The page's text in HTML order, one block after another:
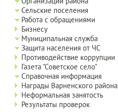
Сельские поселения
Работа с обращениями
Бизнесу
Муниципальная служба
Защита населения от ЧС
Противодействие коррупции
Газета "Советское село"
Справочная информация
Награды Варненского района
Неформальная занятость
Результаты проверок